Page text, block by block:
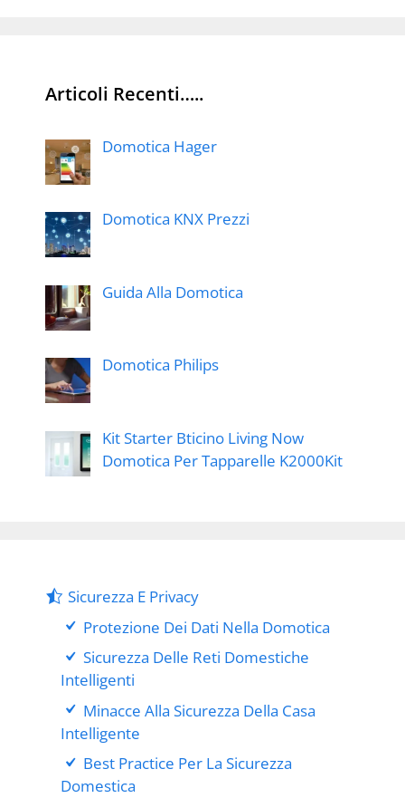
Articoli Recenti…..
Domotica Hager
Domotica KNX Prezzi
Guida Alla Domotica
Domotica Philips
Kit Starter Bticino Living Now
Domotica Per Tapparelle K2000Kit
Sicurezza E Privacy
Protezione Dei Dati Nella Domotica
Sicurezza Delle Reti Domestiche
Intelligenti
Minacce Alla Sicurezza Della Casa
Intelligente
Best Practice Per La Sicurezza
Domestica